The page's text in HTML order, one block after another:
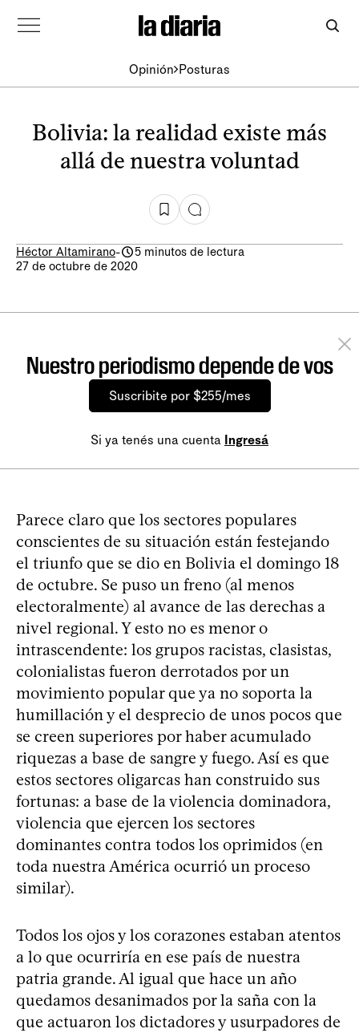
Opinión Posturas
Bolivia: la realidad existe más
allá de nuestra voluntad
Héctor Altamirano-
5 minutos de lectura
27 de octubre de 2020
Nuestro periodismo depende de vos
Suscribite por $255/mes
Si ya tenés una cuenta Ingresá
Parece claro que los sectores populares
conscientes de su situación están festejando
el triunfo que se dio en Bolivia el domingo 18
de octubre. Se puso un freno (al menos
electoralmente) al avance de las derechas a
nivel regional. Y esto no es menor o
intrascendente: los grupos racistas, clasistas,
colonialistas fueron derrotados por un
movimiento popular que ya no soporta la
humillación y el desprecio de unos pocos que
se creen superiores por haber acumulado
riquezas a base de sangre y fuego. Así es que
estos sectores oligarcas han construido sus
fortunas: a base de la violencia dominadora,
violencia que ejercen los sectores
dominantes contra todos los oprimidos (en
toda nuestra América ocurrió un proceso
similar).
Todos los ojos y los corazones estaban atentos
a lo que ocurriría en ese país de nuestra
patria grande. Al igual que hace un año
quedamos desanimados por la saña con la
que actuaron los dictadores y usurpadores de